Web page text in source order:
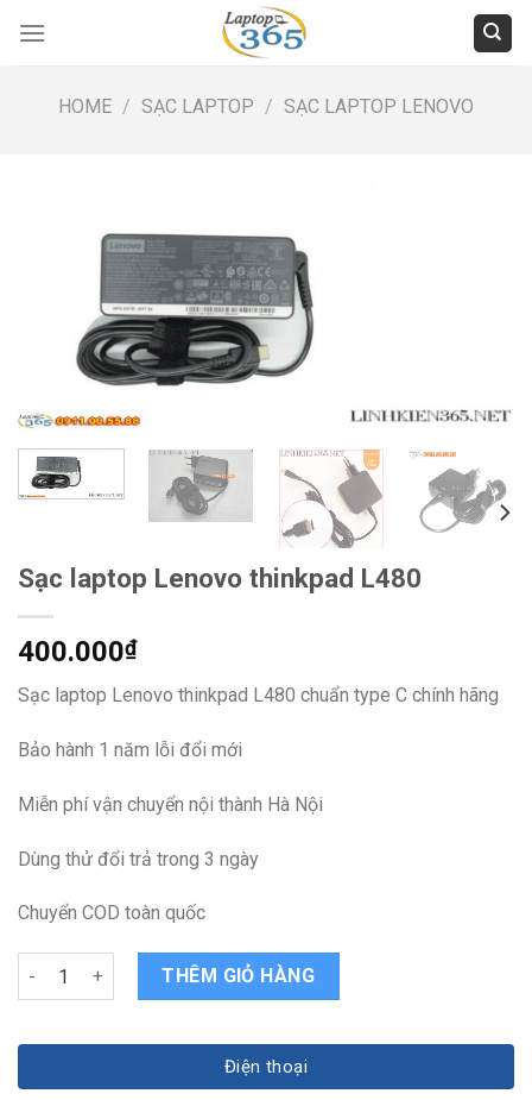
HOME / SẠC LAPTOP / SẠC LAPTOP LENOVO
Sạc laptop Lenovo thinkpad L480
400.000₫
Sạc laptop Lenovo thinkpad L480 chuẩn type C chính hãng
Bảo hành 1 năm lỗi đổi mới
Miễn phí vận chuyển nội thành Hà Nội
Dùng thử đổi trả trong 3 ngày
Chuyển COD toàn quốc
Sạc laptop Lenovo thinkpad L480 quantity
THÊM GIỎ HÀNG
Điện thoại